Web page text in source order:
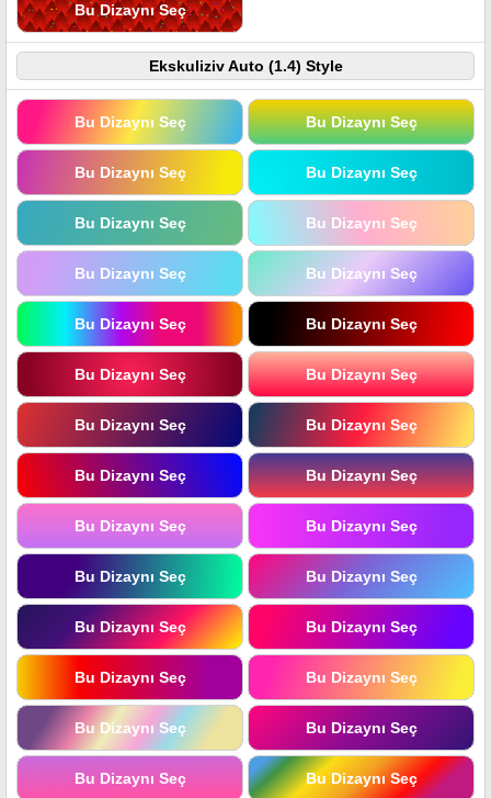
Bu Dizaynı Seç
Ekskuliziv Auto (1.4) Style
Bu Dizaynı Seç Bu Dizaynı Seç
Bu Dizaynı Seç Bu Dizaynı Seç
Bu Dizaynı Seç Bu Dizaynı Seç
Bu Dizaynı Seç Bu Dizaynı Seç
Bu Dizaynı Seç Bu Dizaynı Seç
Bu Dizaynı Seç Bu Dizaynı Seç
Bu Dizaynı Seç Bu Dizaynı Seç
Bu Dizaynı Seç Bu Dizaynı Seç
Bu Dizaynı Seç Bu Dizaynı Seç
Bu Dizaynı Seç Bu Dizaynı Seç
Bu Dizaynı Seç Bu Dizaynı Seç
Bu Dizaynı Seç Bu Dizaynı Seç
Bu Dizaynı Seç Bu Dizaynı Seç
Bu Dizaynı Seç Bu Dizaynı Seç